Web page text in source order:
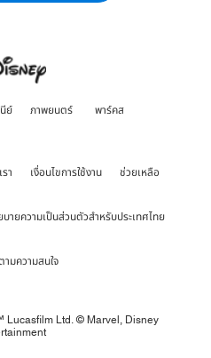
ย์ ภาพยนตร์ พาร์คส
า เงื่อนไขการใช้งาน ช่วยเหลือ
ายความเป็นส่วนตัวสำหรับประเทศไทย
มความสนใจ
Ltd. © Marvel, Disney